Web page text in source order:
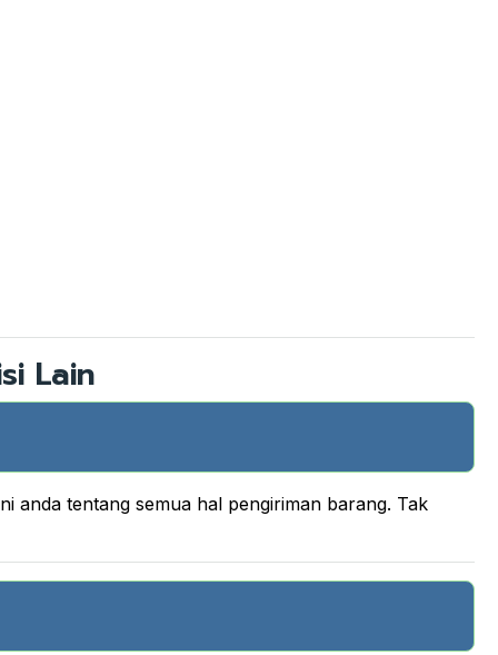
Lain
anda tentang semua hal pengiriman barang. Tak